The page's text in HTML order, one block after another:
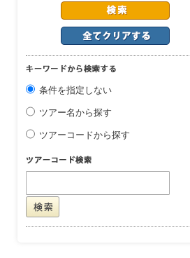
条件を指定しない
ツアー名から探す
ツアーコードから探す